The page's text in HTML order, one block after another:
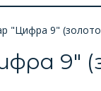
"Цифра 9"
9"